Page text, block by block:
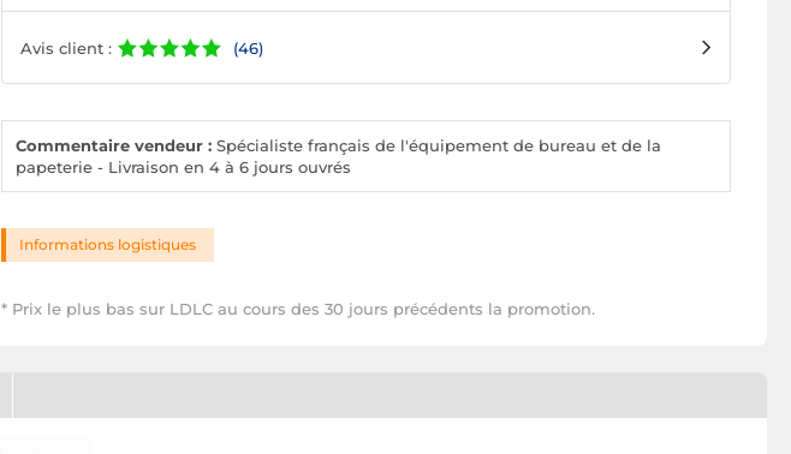
* Prix le plus bas sur LDLC au cours des 30 jours précédents la promotion.
Avis client : (46)
Commentaire vendeur : Spécialiste français de l'équipement de bureau et de la
papeterie - Livraison en 4 à 6 jours ouvrés
Informations logistiques